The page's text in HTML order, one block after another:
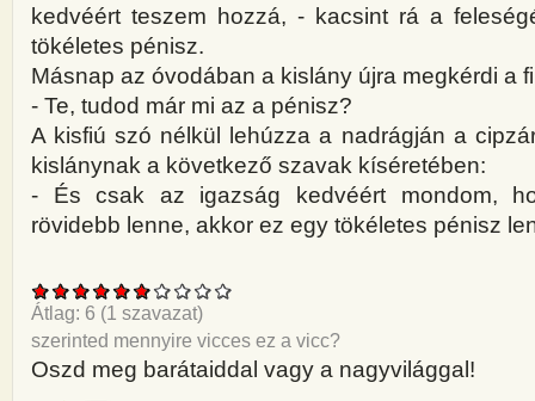
kedvéért teszem hozzá, - kacsint rá a
tökéletes pénisz.
Másnap az óvodában a kislány újra megkérdi a
- Te, tudod már mi az a pénisz?
A kisfiú szó nélkül lehúzza a nadrágján a
kislánynak a következő szavak kíséretében:
- És csak az igazság kedvéért mondom,
rövidebb lenne, akkor ez egy tökéletes pénisz
Átlag: 6 (1 szavazat)
szerinted mennyire vicces ez a vicc?
Oszd meg barátaiddal vagy a nagyvilággal!